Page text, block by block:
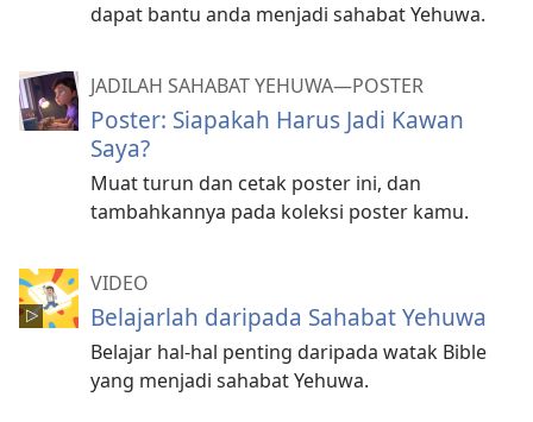
dapat bantu anda menjadi sahabat Yehuwa.
JADILAH SAHABAT YEHUWA​—POSTER
Poster: Siapakah Harus Jadi Kawan
Saya?
Muat turun dan cetak poster ini, dan
tambahkannya pada koleksi poster kamu.
VIDEO
Belajarlah daripada Sahabat Yehuwa
Belajar hal-hal penting daripada watak Bible
yang menjadi sahabat Yehuwa.